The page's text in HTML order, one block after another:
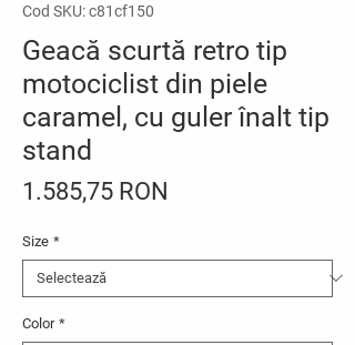
Cod SKU: c81cf150
Geacă scurtă retro tip
motociclist din piele
caramel, cu guler înalt tip
stand
1.585,75 RON
Size *
Color *